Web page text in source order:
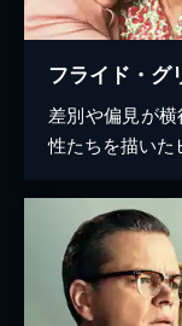
フライド・グ
差別や偏見が
性たちを描いた